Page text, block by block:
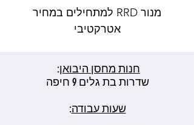
מנור RRD למתחילים במחיר
אטרקטיבי
חנות מחסן היבואן:
שדרות בת גלים 9 חיפה
שעות עבודה: